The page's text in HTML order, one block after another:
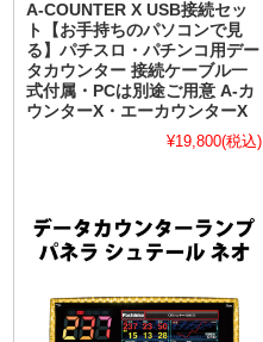
A-COUNTER X USB接続セッ
ト【お手持ちのパソコンで見
る】パチスロ・パチンコ用デー
タカウンター 接続ケーブル一
式付属・PCは別途ご用意 A-カ
ウンターX・エーカウンターX
¥19,800(税込)